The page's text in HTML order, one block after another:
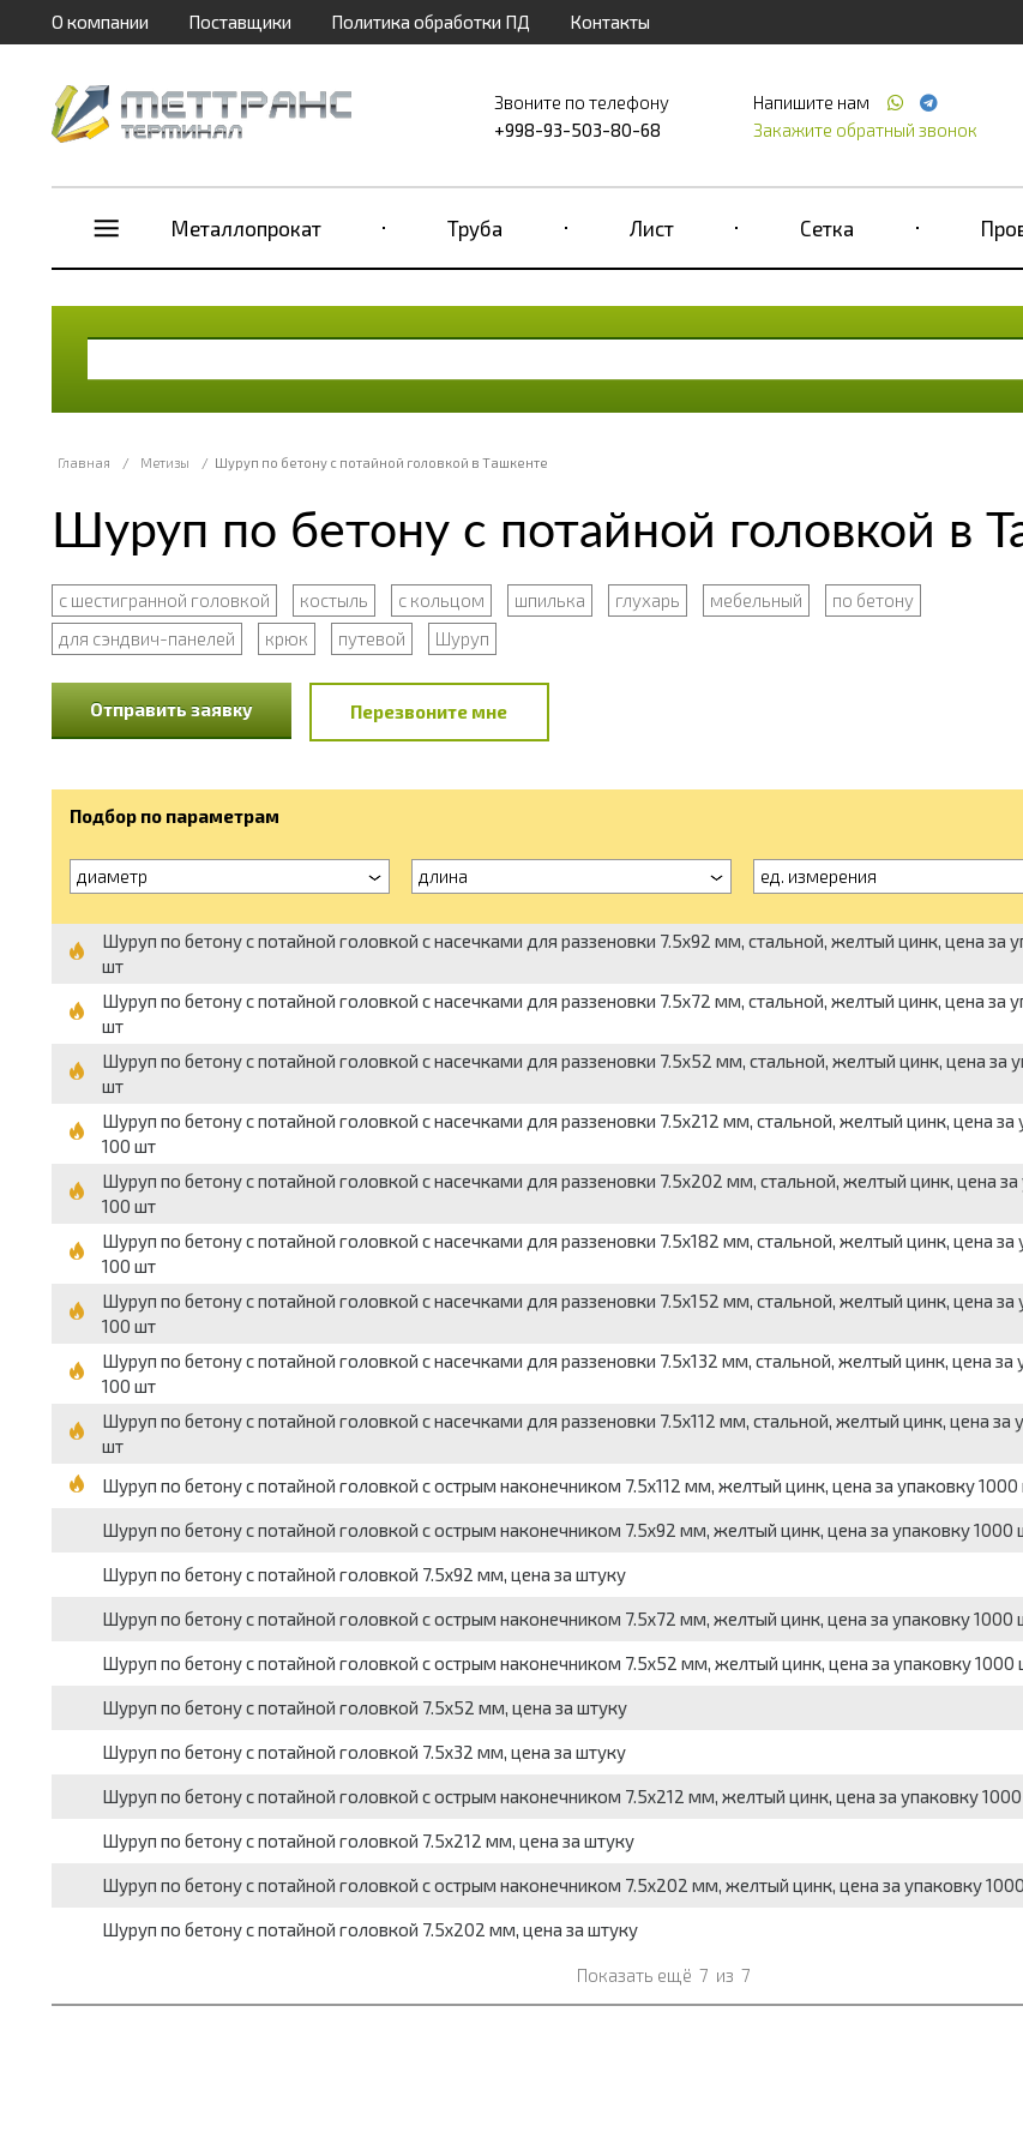
О компании Поставщики Политика обработки ПД Контакты
Звоните по телефону
+998-93-503-80-68
Напишите нам
Закажите обратный звонок
Металлопрокат Труба Лист Сетка
Главная / Метизы / Шуруп по бетону с потайной головкой в Ташкенте
Шуруп по бетону с потайной головкой в
с шестигранной головкой костыль с кольцом шпилька глухарь мебельный
по бетону
для сэндвич-панелей
крюк путевой Шуруп
Отправить заявку Перезвоните мне
Подбор по параметрам
диаметр длина ед. измерения
Шуруп по бетону с потайной головкой с насечками для раззеновки 7.5х92 мм, стальной, желтый цинк, цена за
шт
Шуруп по бетону с потайной головкой с насечками для раззеновки 7.5х72 мм, стальной, желтый цинк, цена за
шт
Шуруп по бетону с потайной головкой с насечками для раззеновки 7.5х52 мм, стальной, желтый цинк, цена за
шт
Шуруп по бетону с потайной головкой с насечками для раззеновки 7.5х212 мм, стальной, желтый цинк, цена за
100 шт
Шуруп по бетону с потайной головкой с насечками для раззеновки 7.5х202 мм, стальной, желтый цинк, цена за
100 шт
Шуруп по бетону с потайной головкой с насечками для раззеновки 7.5х182 мм, стальной, желтый цинк, цена за
100 шт
Шуруп по бетону с потайной головкой с насечками для раззеновки 7.5х152 мм, стальной, желтый цинк, цена за
100 шт
Шуруп по бетону с потайной головкой с насечками для раззеновки 7.5х132 мм, стальной, желтый цинк, цена за
100 шт
Шуруп по бетону с потайной головкой с насечками для раззеновки 7.5х112 мм, стальной, желтый цинк, цена за
шт
Шуруп по бетону с потайной головкой с острым наконечником 7.5х112 мм, желтый цинк, цена за упаковку 1000
Шуруп по бетону с потайной головкой с острым наконечником 7.5х92 мм, желтый цинк, цена за упаковку 1000
Шуруп по бетону с потайной головкой 7.5х92 мм, цена за штуку
Шуруп по бетону с потайной головкой с острым наконечником 7.5х72 мм, желтый цинк, цена за упаковку 1000
Шуруп по бетону с потайной головкой с острым наконечником 7.5х52 мм, желтый цинк, цена за упаковку 1000
Шуруп по бетону с потайной головкой 7.5х52 мм, цена за штуку
Шуруп по бетону с потайной головкой 7.5х32 мм, цена за штуку
Шуруп по бетону с потайной головкой с острым наконечником 7.5х212 мм, желтый цинк, цена за упаковку
Шуруп по бетону с потайной головкой 7.5х212 мм, цена за штуку
Шуруп по бетону с потайной головкой с острым наконечником 7.5х202 мм, желтый цинк, цена за упаковку
Шуруп по бетону с потайной головкой 7.5х202 мм, цена за штуку
Показать ещё 7 из 7